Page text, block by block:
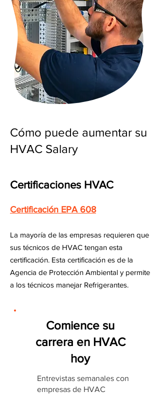
Cómo puede aumentar su
HVAC Salary
Certificaciones HVAC
Certificación EPA 608
La mayoría de las empresas requieren que
sus técnicos de HVAC tengan esta
certificación. Esta certificación es de la
Agencia de Protección Ambiental y permite
a los técnicos manejar Refrigerantes.
Comience su
carrera en HVAC
hoy
Entrevistas semanales con
empresas de HVAC